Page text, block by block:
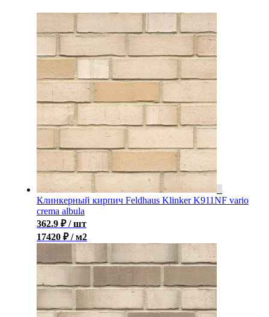
Клинкерный кирпич Feldhaus Klinker K911NF vario
crema albula
362.9 ₽ / шт
17420 ₽ / м2